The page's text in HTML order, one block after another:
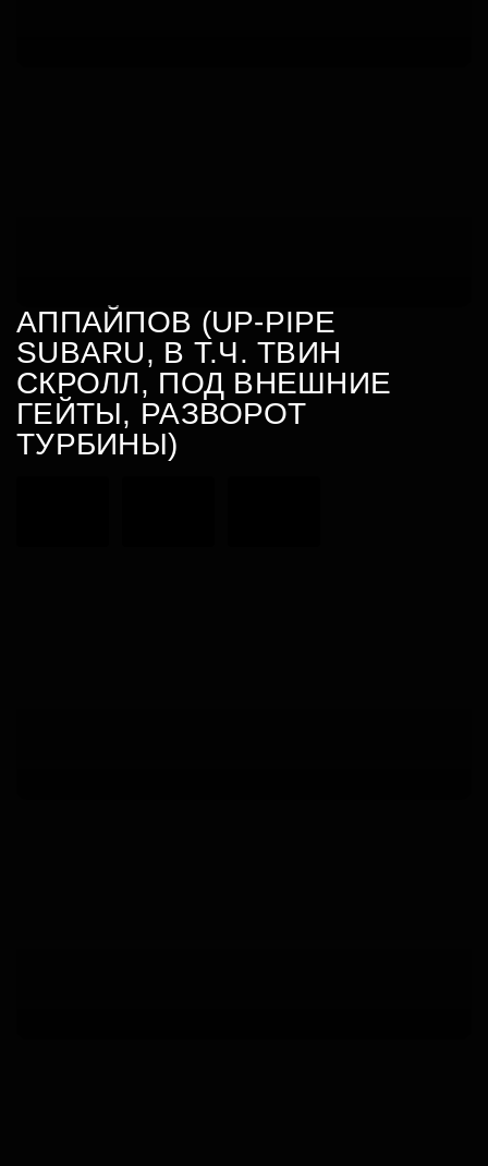
АППАЙПОВ (UP-PIPE
SUBARU, В Т.Ч. ТВИН
СКРОЛЛ, ПОД ВНЕШНИЕ
ГЕЙТЫ, РАЗВОРОТ
ТУРБИНЫ)